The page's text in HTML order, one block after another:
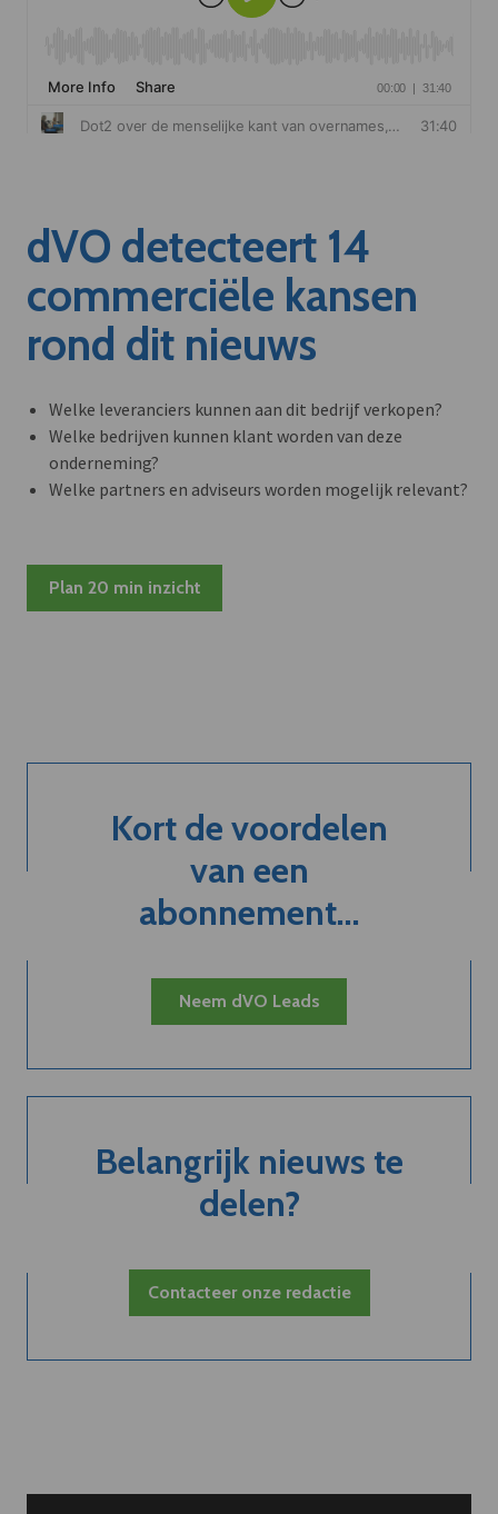
dVO detecteert 14
commerciële kansen
rond dit nieuws
Welke leveranciers kunnen aan dit bedrijf verkopen?
Welke bedrijven kunnen klant worden van deze
onderneming?
Welke partners en adviseurs worden mogelijk relevant?
Plan 20 min inzicht
Kort de voordelen
van een
abonnement...
Neem dVO Leads
Belangrijk nieuws te
delen?
Contacteer onze redactie